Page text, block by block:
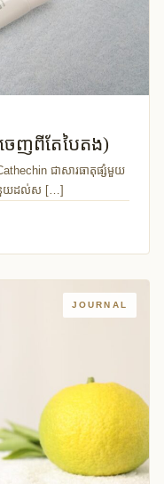
េញពីតែបៃតង)
ជាសារធាតុផ្សំមួយ
ជំនួយដល់ស […]
JOURNAL